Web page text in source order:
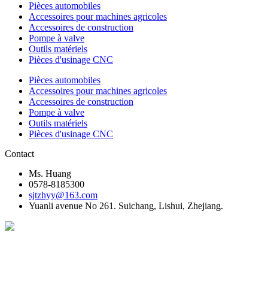
Pièces automobiles
Accessoires pour machines agricoles
Accessoires de construction
Pompe à valve
Outils matériels
Pièces d'usinage CNC
Pièces automobiles
Accessoires pour machines agricoles
Accessoires de construction
Pompe à valve
Outils matériels
Pièces d'usinage CNC
Contact
Ms. Huang
0578-8185300
sjtzhyy@163.com
Yuanli avenue No 261. Suichang, Lishui, Zhejiang.